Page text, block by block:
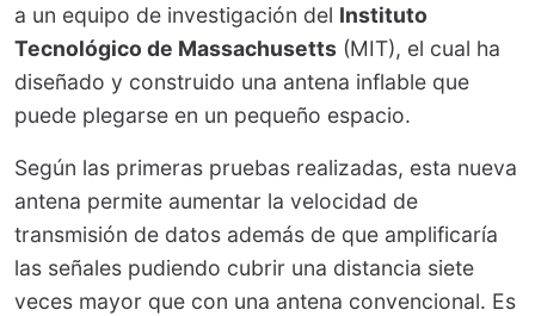
a un equipo de investigación del Instituto
Tecnológico de Massachusetts (MIT), el cual ha
diseñado y construido una antena inflable que
puede plegarse en un pequeño espacio.
Según las primeras pruebas realizadas, esta nueva
antena permite aumentar la velocidad de
transmisión de datos además de que amplificaría
las señales pudiendo cubrir una distancia siete
veces mayor que con una antena convencional. Es